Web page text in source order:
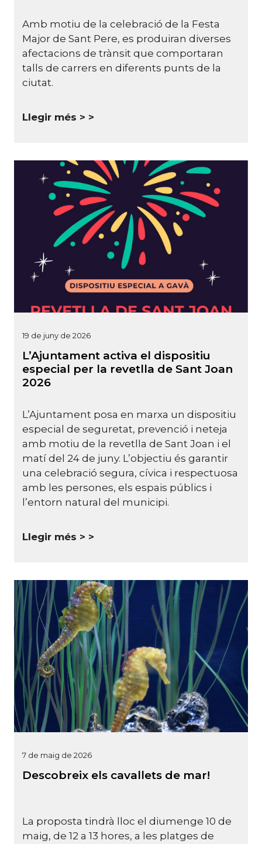
Amb motiu de la celebració de la Festa
Major de Sant Pere, es produiran diverses
afectacions de trànsit que comportaran
talls de carrers en diferents punts de la
ciutat.
Llegir més >
19 de juny de 2026
L’Ajuntament activa el dispositiu
especial per la revetlla de Sant Joan
2026
L’Ajuntament posa en marxa un dispositiu
especial de seguretat, prevenció i neteja
amb motiu de la revetlla de Sant Joan i el
matí del 24 de juny. L’objectiu és garantir
una celebració segura, cívica i respectuosa
amb les persones, els espais públics i
l’entorn natural del municipi.
Llegir més >
7 de maig de 2026
Descobreix els cavallets de mar!
La proposta tindrà lloc el diumenge 10 de
maig, de 12 a 13 hores, a les platges de